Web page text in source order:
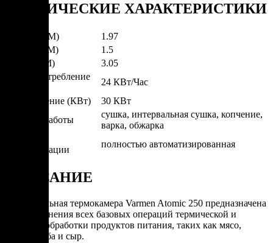
ТЕХНИЧЕСКИЕ ХАРАКТЕРИСТИКИ
Ширина (М)
1.97
Глубина (М)
1.5
Высота (М)
3.05
Энергопотребление
24 КВт/Час
Подключение (КВт)
30 КВт
Режимы работы
сушка, интервальная сушка, копчение,
варка, обжарка
автоматизации
полностью автоматизированная
ОПИСАНИЕ
Универсальная термокамера Varmen Atomic 250 предназначена
для выполнения всех базовых операций термической и
дымовой обработки продуктов питания, таких как мясо,
птица, рыба и сыр.